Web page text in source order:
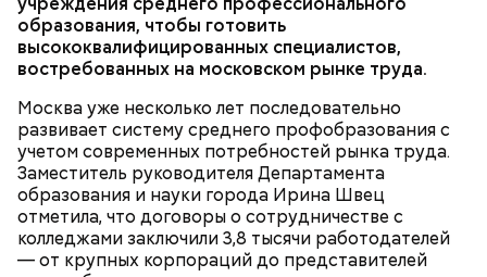
образования, чтобы готовить
высококвалифицированных специалистов,
востребованных на московском рынке труда.
Москва уже несколько лет последовательно
развивает систему среднего профобразования с
учетом современных потребностей рынка труда.
Заместитель руководителя Департамента
образования и науки города Ирина Швец
отметила, что договоры о сотрудничестве с
колледжами заключили 3,8 тысячи работодателей
— от крупных корпораций до представителей
том числе — построить семь новых, где будут
обучаться более 60 тысяч студентов.
— Увидев, как здесь все устроено, послушав
рассказы режиссеров, актеров, я по-другому стала
смотреть на кинематограф. Думаю, что мне было
бы интересно побыть за кадром, например в
Возведение в Москве социальных объектов
соответствует целям и инициативам
национального проекта
жизни».